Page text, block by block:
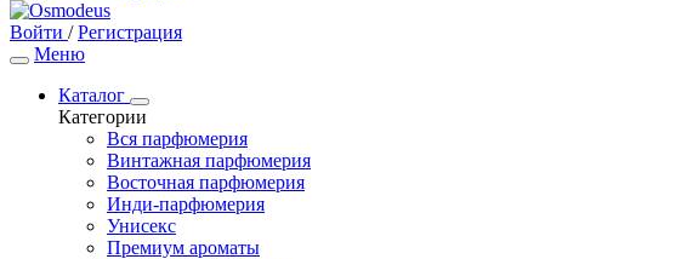
Войти / Регистрация
Меню
Каталог
Категории
Вся парфюмерия
Винтажная парфюмерия
Восточная парфюмерия
Инди-парфюмерия
Унисекс
Премиум ароматы